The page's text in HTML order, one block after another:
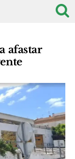
afastar